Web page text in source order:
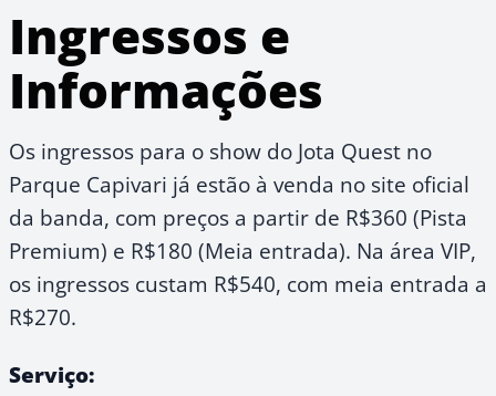
Ingressos e
Informações
Os ingressos para o show do Jota Quest no
Parque Capivari já estão à venda no site oficial
da banda, com preços a partir de R$360 (Pista
Premium) e R$180 (Meia entrada). Na área VIP,
os ingressos custam R$540, com meia entrada a
R$270.
Serviço: